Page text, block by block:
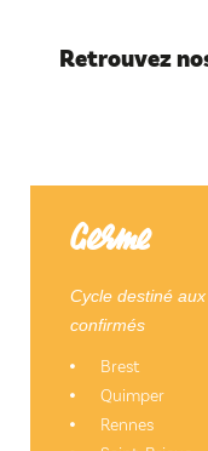
Retrouvez
Germe
Cycle destiné
confirmés
Brest
Quimper
Rennes